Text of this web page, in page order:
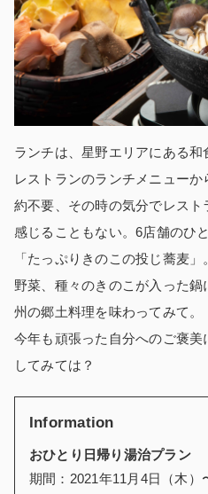
ラ ンチは、星野エリアにある
レストランのランチメニュー
約不要、その時の気分でレス
感じることもない。6店舗のひ
「たっぷりきのこの投じ蕎麦
野菜、種々のきのこが入った
州の郷土料理を味わってみて。
今年も頑張った自分へのご褒美
してみては？
Information
おひとり日帰り湯治プラン
期間：2021年11月4日（木）